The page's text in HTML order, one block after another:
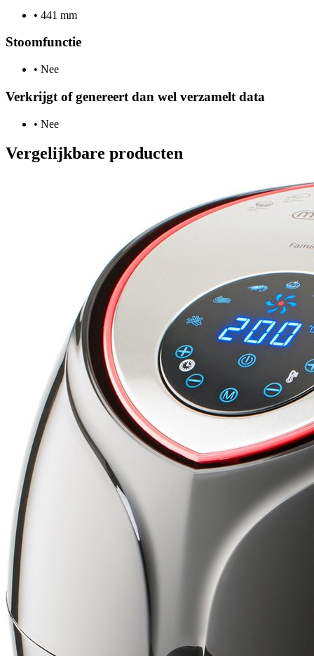
• 441 mm
Stoomfunctie
• Nee
Verkrijgt of genereert dan wel verzamelt data
• Nee
Vergelijkbare producten